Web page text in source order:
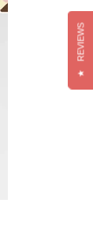
★
REVIEWS